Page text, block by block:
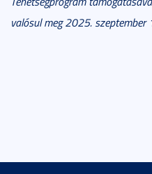
valósul meg 2025.